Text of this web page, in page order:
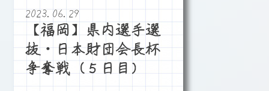
2023.06.29
【福岡】県内選手選
抜・日本財団会長杯
争奪戦（５日目）